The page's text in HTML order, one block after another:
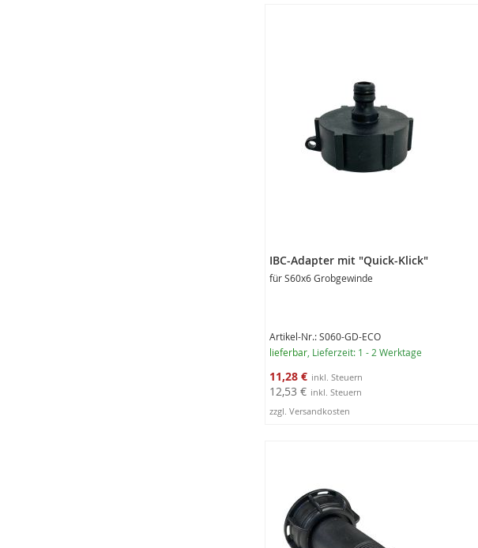
IBC-Adapter mit "Quick-Klick"
für S60x6 Grobgewinde
Artikel-Nr.: S060-GD-ECO
lieferbar , Lieferzeit: 1 - 2 Werktage
Sonderangebot
11,28 €
12,53 €
zzgl. Versandkosten